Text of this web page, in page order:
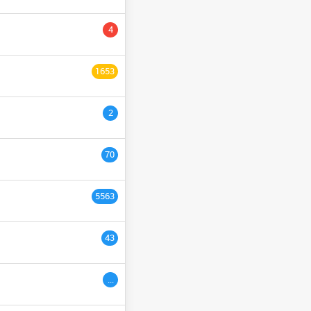
4
1653
السنة
السنة
2
70
5563
43
...
السنة الثانية
années